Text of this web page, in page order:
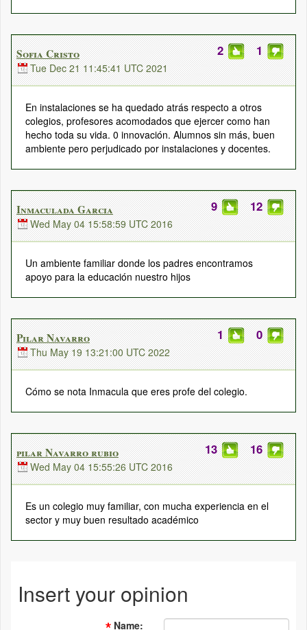
1
2
Sofia Cristo
Tue Dec 21 11:45:41 UTC 2021
En instalaciones se ha quedado atrás respecto a otros
colegios, profesores acomodados que ejercer como han
hecho toda su vida. 0 innovación. Alumnos sin más, buen
ambiente pero perjudicado por instalaciones y docentes.
12
9
Inmaculada Garcia
Wed May 04 15:58:59 UTC 2016
Un ambiente familiar donde los padres encontramos
apoyo para la educación nuestro hijos
0
1
Pilar Navarro
Thu May 19 13:21:00 UTC 2022
Cómo se nota Inmacula que eres profe del colegio.
16
13
pilar Navarro rubio
Wed May 04 15:55:26 UTC 2016
Es un colegio muy familiar, con mucha experiencia en el
sector y muy buen resultado académico
Insert your opinion
Name: